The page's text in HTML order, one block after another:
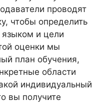
проводят
чтобы определить
и цели
оценки мы
план обучения,
области
индивидуальный
вы получите